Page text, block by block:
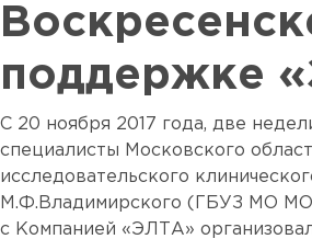
поддержке
С 20 ноября 2017 года, две
специалисты Московского
исследовательского
М.Ф.Владимирского (ГБУЗ МО
с Компанией «ЭЛТА»